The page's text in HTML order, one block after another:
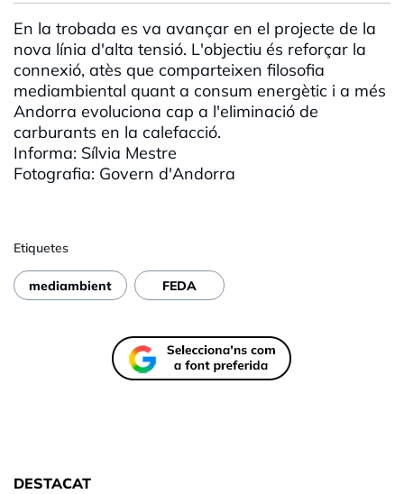
En la trobada es va avançar en el projecte de la
nova línia d'alta tensió. L'objectiu és reforçar la
connexió, atès que comparteixen filosofia
mediambiental quant a consum energètic i a més
Andorra evoluciona cap a l'eliminació de
carburants en la calefacció.
Informa: Sílvia Mestre
Fotografia: Govern d'Andorra
Etiquetes
mediambient FEDA
DESTACAT